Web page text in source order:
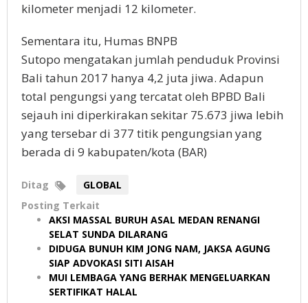
kilometer menjadi 12 kilometer.
Sementara itu, Humas BNPB
Sutopo mengatakan jumlah penduduk Provinsi
Bali tahun 2017 hanya 4,2 juta jiwa. Adapun
total pengungsi yang tercatat oleh BPBD Bali
sejauh ini diperkirakan sekitar 75.673 jiwa lebih
yang tersebar di 377 titik pengungsian yang
berada di 9 kabupaten/kota (BAR)
Ditag
GLOBAL
Posting Terkait
AKSI MASSAL BURUH ASAL MEDAN RENANGI
SELAT SUNDA DILARANG
DIDUGA BUNUH KIM JONG NAM, JAKSA AGUNG
SIAP ADVOKASI SITI AISAH
MUI LEMBAGA YANG BERHAK MENGELUARKAN
SERTIFIKAT HALAL